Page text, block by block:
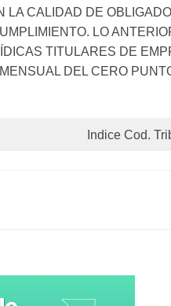
CALIDAD DE
LO
TITULARES DE
DEL CERO
Indice Cod.